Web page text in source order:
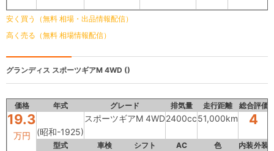
安く買う（無料 相場・出品情報配信）
高く売る（無料 相場情報配信）
グランディス スポーツギアM 4WD ()
価格 年式 グレード 排気量 走行距離 総合評価
19.3
万円 (昭和-1925)
スポーツギアM 4WD2400cc51,000km 4
型式 車検 シフト AC 色 内装外装